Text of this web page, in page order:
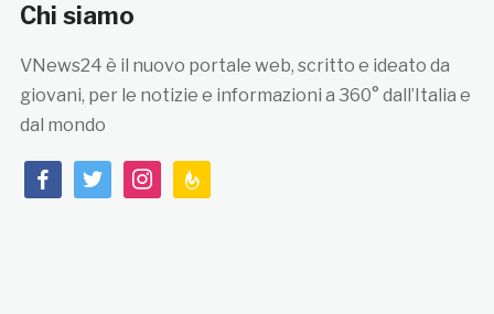
Chi siamo
VNews24 è il nuovo portale web, scritto e ideato da
giovani, per le notizie e informazioni a 360° dall’Italia e
dal mondo
facebooktwitterinstagramfeedburner